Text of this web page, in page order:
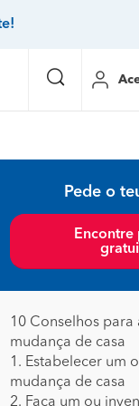
Mudanças
Controlo
Faz tudo
Jardinagem
Carpintaria e
Pintura
Canalização
Limpeza
Pede o
Encontre
10 Conselhos para
mudança de casa
1. Estabelecer um
mudança de casa
2. Faça um ou